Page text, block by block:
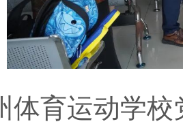
运动学校